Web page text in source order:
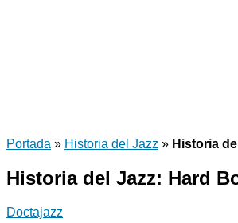
Portada » Historia del Jazz » Historia
Historia del Jazz: Hard
Doctajazz